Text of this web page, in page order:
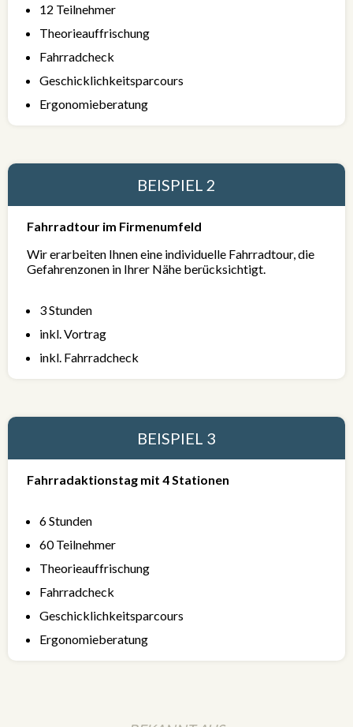
12 Teilnehmer
Theorieauffrischung
Fahrradcheck
Geschicklichkeitsparcours
Ergonomieberatung
BEISPIEL 2
Fahrradtour im Firmenumfeld
Wir erarbeiten Ihnen eine individuelle Fahrradtour, die
Gefahrenzonen in Ihrer Nähe berücksichtigt.
3 Stunden
inkl. Vortrag
inkl. Fahrradcheck
BEISPIEL 3
Fahrradaktionstag mit 4 Stationen
6 Stunden
60 Teilnehmer
Theorieauffrischung
Fahrradcheck
Geschicklichkeitsparcours
Ergonomieberatung